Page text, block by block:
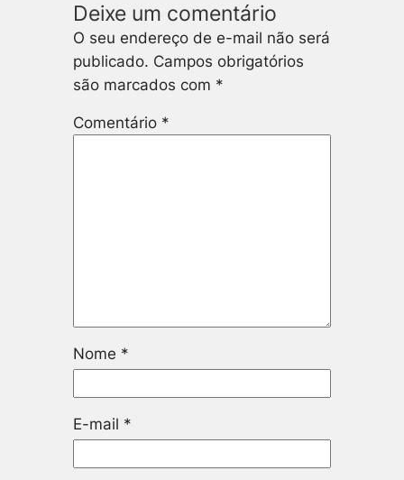
Deixe um comentário
O seu endereço de e-mail não será
publicado. Campos obrigatórios
são marcados com *
Comentário *
Nome *
E-mail *